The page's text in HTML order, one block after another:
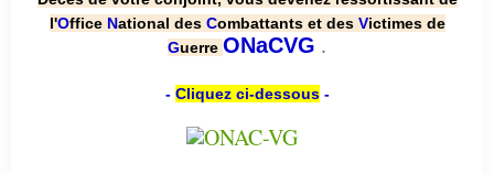
l'Office National des Combattants et des Victimes de
Guerre ONaCVG .
- Cliquez ci-dessous-